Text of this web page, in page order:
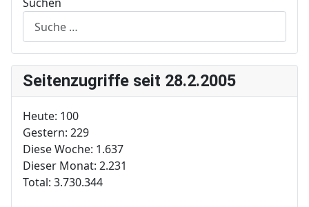
Seitenzugriffe seit 28.2.2005
Heute: 100
Gestern: 229
Diese Woche: 1.637
Dieser Monat: 2.231
Total: 3.730.344